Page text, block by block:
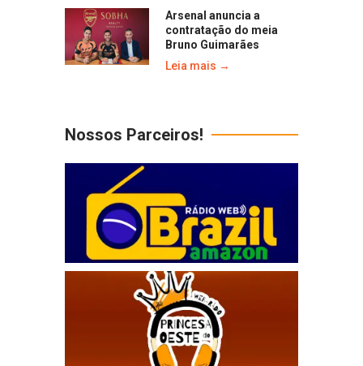
Arsenal anuncia a
contratação do meia
Bruno Guimarães
Leia mais →
Nossos Parceiros!